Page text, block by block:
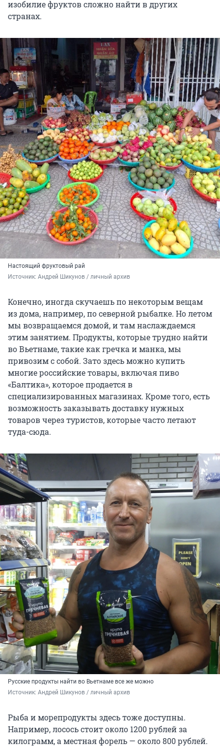
изобилие фруктов сложно найти в других
странах.
Настоящий фруктовый рай
Источник: Андрей Шикунов / личный архив
Конечно, иногда скучаешь по некоторым вещам
из дома, например, по северной рыбалке. Но летом
мы возвращаемся домой, и там наслаждаемся
этим занятием. Продукты, которые трудно найти
во Вьетнаме, такие как гречка и манка, мы
привозим с собой. Зато здесь можно купить
многие российские товары, включая пиво
«Балтика», которое продается в
специализированных магазинах. Кроме того, есть
возможность заказывать доставку нужных
товаров через туристов, которые часто летают
туда-сюда.
Русские продукты найти во Вьетнаме все же можно
Источник: Андрей Шикунов / личный архив
Рыба и морепродукты здесь тоже доступны.
Например, лосось стоит около 1200 рублей за
килограмм, а местная форель — около 800 рублей.